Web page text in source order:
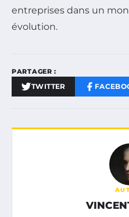
entreprises dans un
évolution.
PARTAGER :
TWITTER